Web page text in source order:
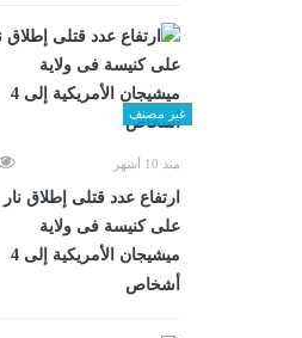
غير مصنف
منذ 10 أشهر
ارتفاع عدد قتلى إطلاق نار
على كنيسة فى ولاية
ميشيجان الأمريكية إلى 4
أشخاص